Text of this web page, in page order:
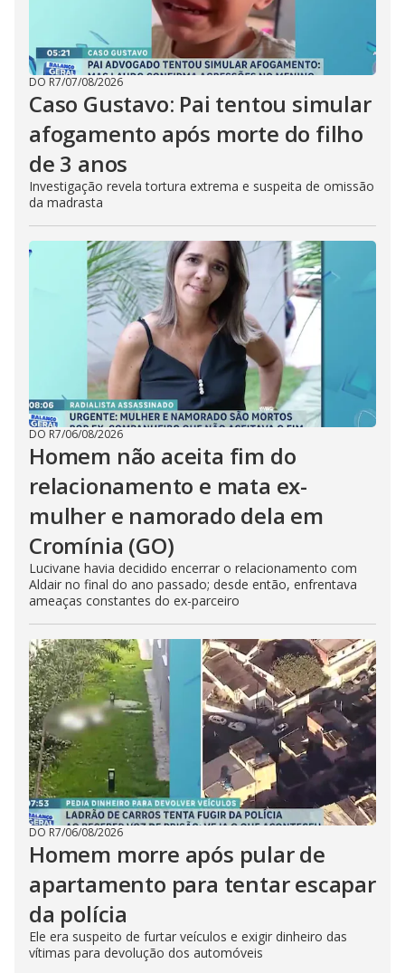
DO R7/07/08/2026
Caso Gustavo: Pai tentou simular
afogamento após morte do filho
de 3 anos
Investigação revela tortura extrema e suspeita de omissão
da madrasta
DO R7/06/08/2026
Homem não aceita fim do
relacionamento e mata ex-
mulher e namorado dela em
Cromínia (GO)
Lucivane havia decidido encerrar o relacionamento com
Aldair no final do ano passado; desde então, enfrentava
ameaças constantes do ex-parceiro
DO R7/06/08/2026
Homem morre após pular de
apartamento para tentar escapar
da polícia
Ele era suspeito de furtar veículos e exigir dinheiro das
vítimas para devolução dos automóveis